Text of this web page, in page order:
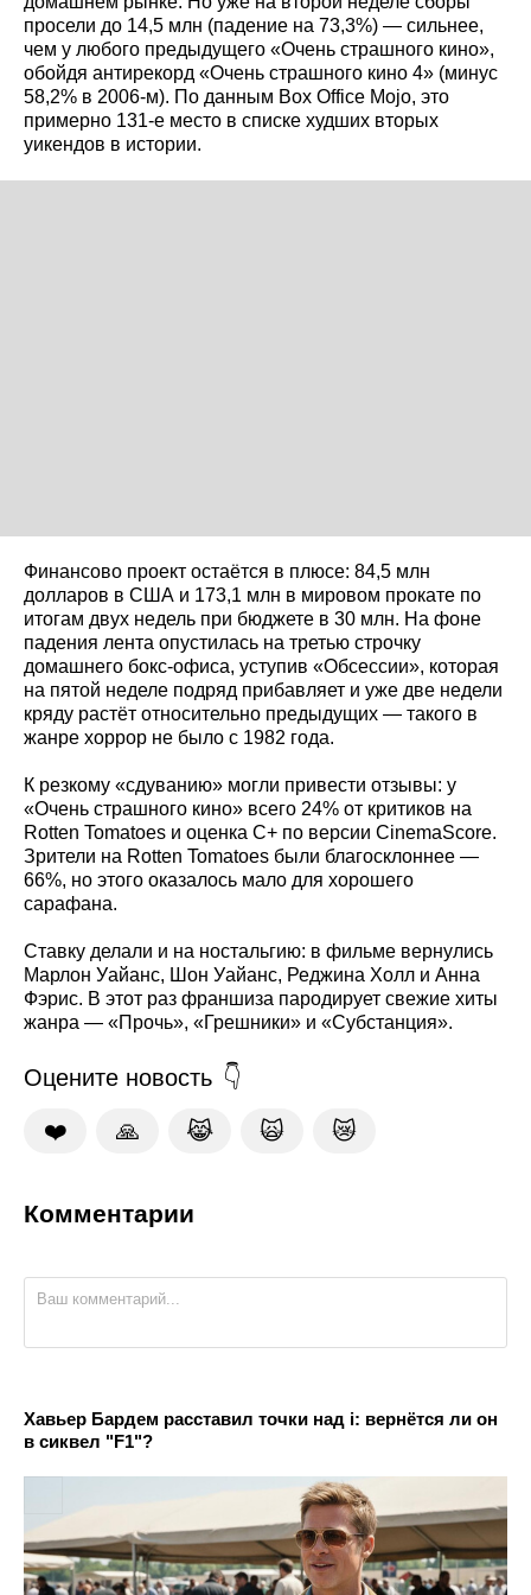
просели до 14,5 млн (падение на 73,3%) — сильнее,
чем у любого предыдущего «Очень страшного кино»,
обойдя антирекорд «Очень страшного кино 4» (минус
58,2% в 2006-м). По данным Box Office Mojo, это
примерно 131-е место в списке худших вторых
уикендов в истории.
Финансово проект остаётся в плюсе: 84,5 млн
долларов в США и 173,1 млн в мировом прокате по
итогам двух недель при бюджете в 30 млн. На фоне
падения лента опустилась на третью строчку
домашнего бокс-офиса, уступив «Обсессии», которая
на пятой неделе подряд прибавляет и уже две недели
кряду растёт относительно предыдущих — такого в
жанре хоррор не было с 1982 года.
К резкому «сдуванию» могли привести отзывы: у
«Очень страшного кино» всего 24% от критиков на
Rotten Tomatoes и оценка C+ по версии CinemaScore.
Зрители на Rotten Tomatoes были благосклоннее —
66%, но этого оказалось мало для хорошего
сарафана.
Ставку делали и на ностальгию: в фильме вернулись
Марлон Уайанс, Шон Уайанс, Реджина Холл и Анна
Фэрис. В этот раз франшиза пародирует свежие хиты
жанра — «Прочь», «Грешники» и «Субстанция».
Оцените новость
❤️ 🙏 😹 🙀 😿
Комментарии
Хавьер Бардем расставил точки над i: вернётся ли он
в сиквел "F1"?